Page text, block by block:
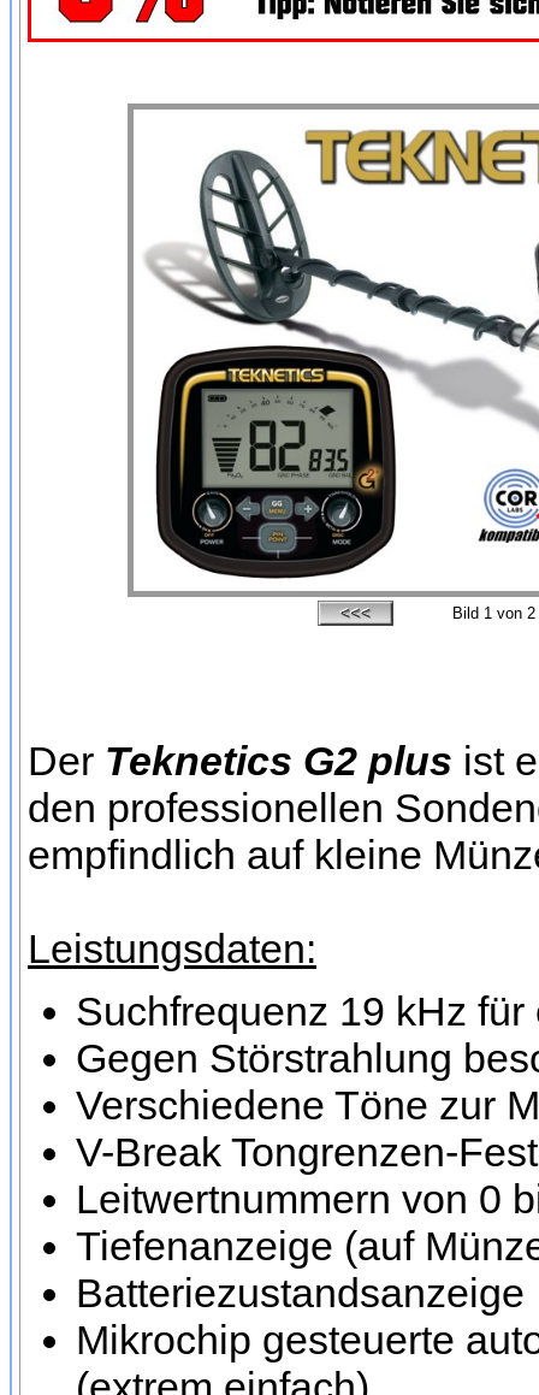
Bild 1 von 2
Der Teknetics G2 plus ist
den professionellen
empfindlich auf kleine
Leistungsdaten:
Suchfrequenz 19 kHz
Gegen Störstrahlung
Verschiedene Töne zur
V-Break Tongrenzen-
Leitwertnummern von 0
Tiefenanzeige (auf
Batteriezustandsanzeige
Mikrochip gesteuerte